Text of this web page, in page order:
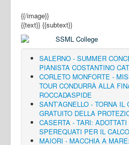
{{/image}}
{{text}} {{subtext}}
SALERNO - SUMMER
PIANISTA COSTANTINO
CORLETO MONFORTE -
TOUR CONDURRÀ ALLA
ROCCADASPIDE
SANT’AGNELLO - TORNA
GRATUITO DELLA
CASERTA - TARI:
SPEREQUATI PER IL
MAIORI - MACCHIA A